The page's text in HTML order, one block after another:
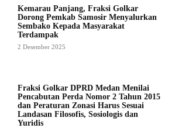
Kemarau Panjang, Fraksi Golkar
Dorong Pemkab Samosir Menyalurkan
Sembako Kepada Masyarakat
Terdampak
2 Desember 2025
Fraksi Golkar DPRD Medan Menilai
Pencabutan Perda Nomor 2 Tahun 2015
dan Peraturan Zonasi Harus Sesuai
Landasan Filosofis, Sosiologis dan
Yuridis